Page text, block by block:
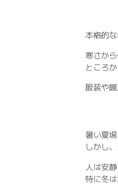
本格的
寒さか
ところ
服装や
暑い夏
しかし
人は安
特に冬